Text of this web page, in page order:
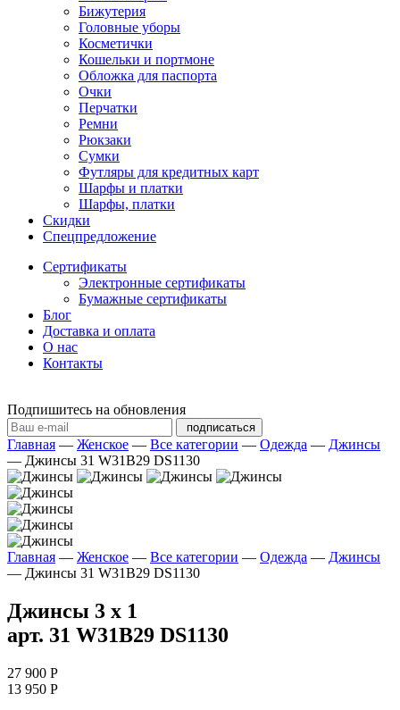
Бижутерия
Головные уборы
Косметички
Кошельки и портмоне
Обложка для паспорта
Очки
Перчатки
Ремни
Рюкзаки
Сумки
Футляры для кредитных карт
Шарфы и платки
Шарфы, платки
Скидки
Спецпредложение
Сертификаты
Электронные сертификаты
Бумажные сертификаты
Блог
Доставка и оплата
О нас
Контакты
Подпишитесь на обновления
подписаться
Главная — Женское — Все категории — Одежда — Джинсы
— Джинсы 31 W31B29 DS1130
Главная — Женское — Все категории — Одежда — Джинсы
— Джинсы 31 W31B29 DS1130
Джинсы 3 х 1
арт. 31 W31B29 DS1130
27 900 Р
13 950 Р